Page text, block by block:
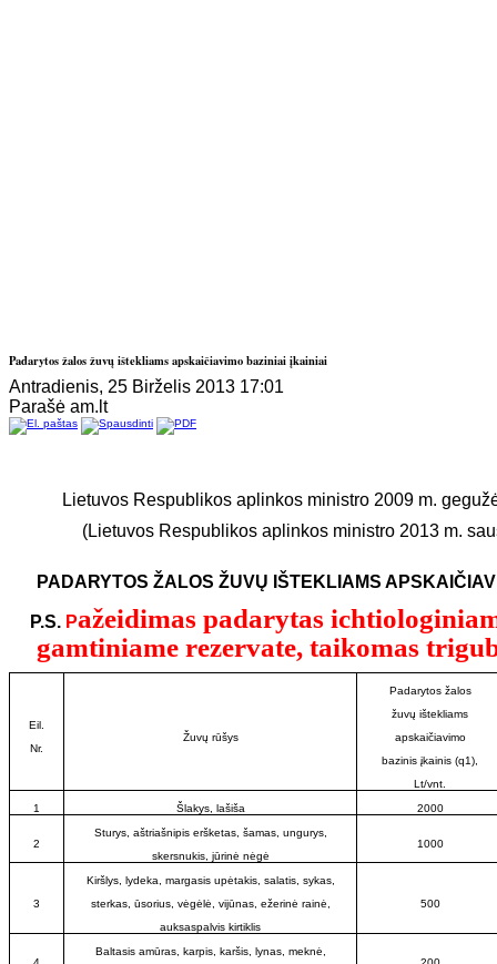
Padarytos žalos žuvų ištekliams apskaičiavimo baziniai įkainiai
Antradienis, 25 Birželis 2013 17:01
Parašė am.lt
Lietuvos Respublikos aplinkos ministro 2009 m.
(Lietuvos Respublikos aplinkos ministro 2013 m.
PADARYTOS ŽALOS ŽUVŲ IŠTEKLIAMS
P.S. Pažeidimas padarytas
gamtiniame rezervate, taikomas
Eil.
Nr.
Žuvų rūšys
Padarytos žalos
žuvų ištekliams
apskaičiavimo
bazinis įkainis (q1),
Lt/vnt.
1
Šlakys, lašiša 2000
2
Sturys, aštriašnipis eršketas, šamas, ungurys,
skersnukis, jūrinė nėgė
1000
3
Kiršlys, lydeka, margasis upėtakis, salatis, sykas,
sterkas, ūsorius, vėgėlė, vijūnas, ežerinė rainė,
auksaspalvis kirtiklis
500
Baltasis amūras, karpis, karšis, lynas, meknė,